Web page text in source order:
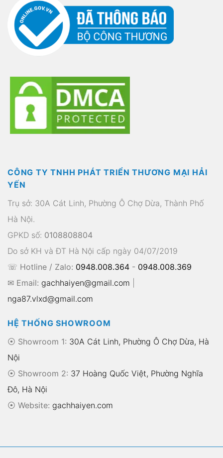
CÔNG TY TNHH PHÁT TRIỂN THƯƠNG MẠI HẢI
YẾN
Trụ sở: 30A Cát Linh, Phường Ô Chợ Dừa, Thành Phố
Hà Nội.
GPKD số: 0108808804
Do sở KH và ĐT Hà Nội cấp ngày 04/07/2019
☏ Hotline / Zalo: 0948.008.364 - 0948.008.369
✉ Email: gachhaiyen@gmail.com
nga87.vlxd@gmail.com
HỆ THỐNG SHOWROOM
⦿ Showroom 1: 30A Cát Linh, Phường Ô Chợ Dừa, Hà
Nội
⦿ Showroom 2: 37 Hoàng Quốc Việt, Phường Nghĩa
Đô, Hà Nội
⦿ Website: gachhaiyen.com